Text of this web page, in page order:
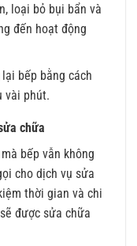
loại bỏ bụi bẩn và
đến hoạt động
bếp bằng cách
vài phút.
chữa
bếp vẫn không
cho dịch vụ sửa
thời gian và chi
được sửa chữa